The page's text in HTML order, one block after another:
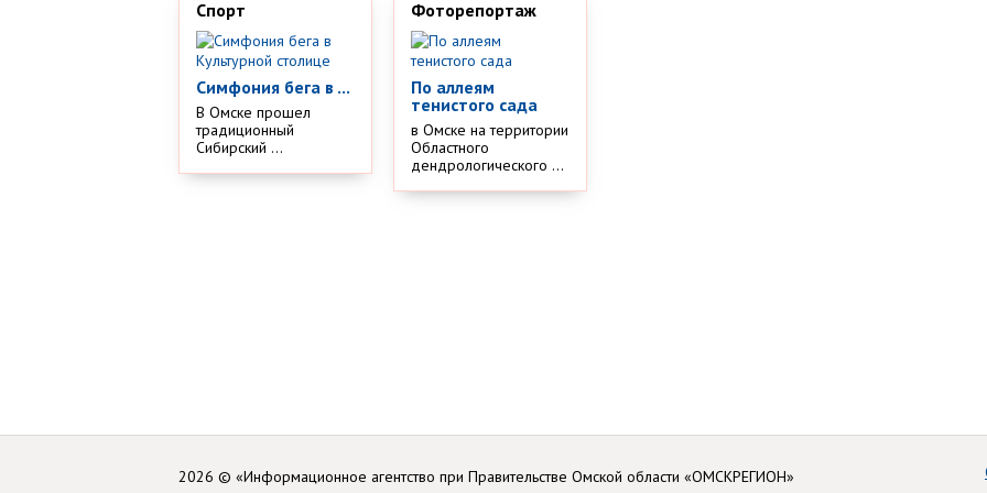
Спорт
Симфония бега в ...
В Омске прошел
традиционный
Сибирский ...
Фоторепортаж
По аллеям
тенистого сада
в Омске на территории
Областного
дендрологического ...
2026 © «Информационное агентство при Правительстве Омской области «ОМСКРЕГИОН»